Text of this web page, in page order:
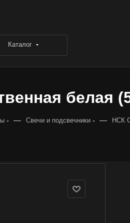
Каталог
белая
— Свечи и подсвечники — НСК